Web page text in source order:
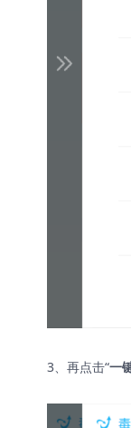
3、再点击“一